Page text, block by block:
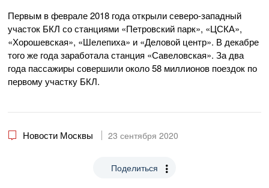
Первым в феврале 2018 года открыли северо-западный
участок БКЛ со станциями «Петровский парк», «ЦСКА»,
«Хорошевская», «Шелепиха» и «Деловой центр». В декабре
того же года заработала станция «Савеловская». За два
года пассажиры совершили около 58 миллионов поездок по
первому участку БКЛ.
Новости Москвы 23 сентября 2020
Поделиться